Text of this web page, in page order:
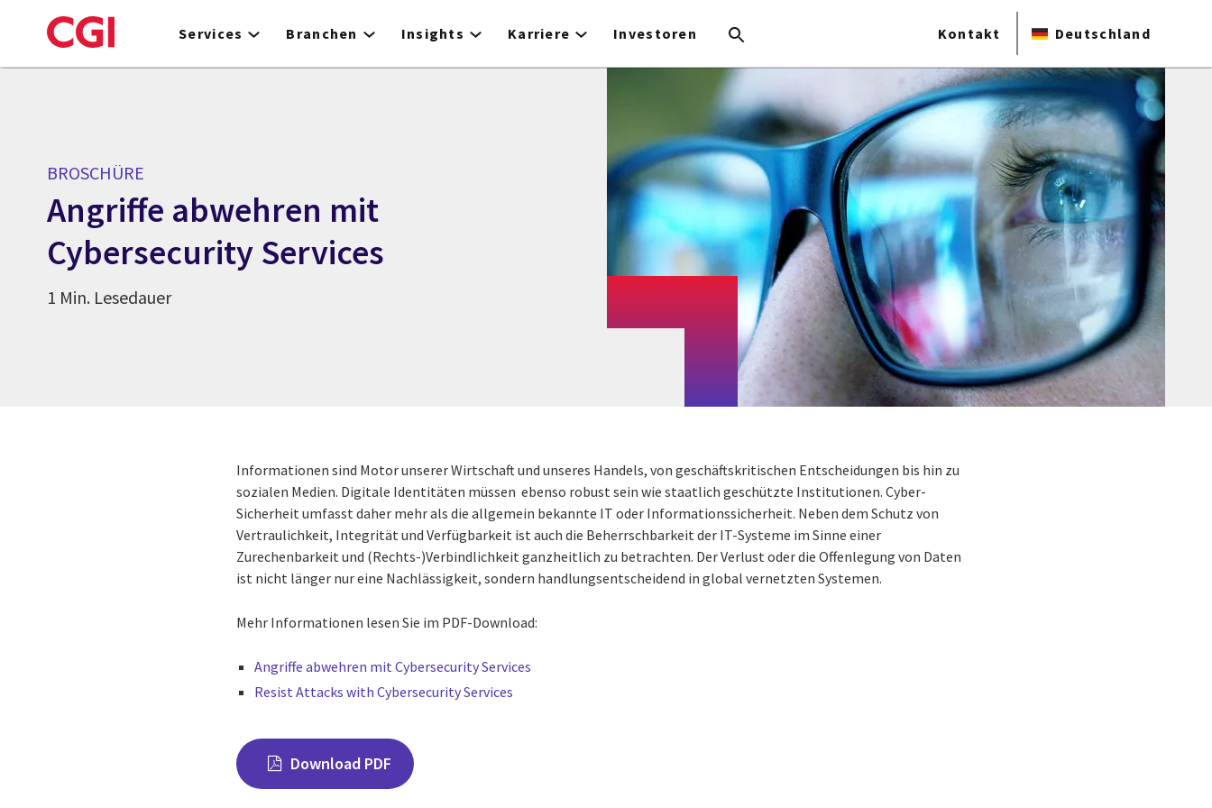
to
Services Branchen Insights Karriere Investoren Kontakt Deutschland
BROSCHÜRE
Angriffe abwehren mit
Cybersecurity Services
1 Min. Lesedauer
Informationen sind Motor unserer Wirtschaft und unseres Handels, von geschäftskritischen Entscheidungen bis hin zu
sozialen Medien. Digitale Identitäten müssen ebenso robust sein wie staatlich geschützte Institutionen. Cyber-
Sicherheit umfasst daher mehr als die allgemein bekannte IT oder Informationssicherheit. Neben dem Schutz von
Vertraulichkeit, Integrität und Verfügbarkeit ist auch die Beherrschbarkeit der IT-Systeme im Sinne einer
Zurechenbarkeit und (Rechts-)Verbindlichkeit ganzheitlich zu betrachten. Der Verlust oder die Offenlegung von Daten
ist nicht länger nur eine Nachlässigkeit, sondern handlungsentscheidend in global vernetzten Systemen.
Mehr Informationen lesen Sie im PDF-Download:
Angriffe abwehren mitCybersecurity Services
Resist Attacks withCybersecurity Services
Download PDF